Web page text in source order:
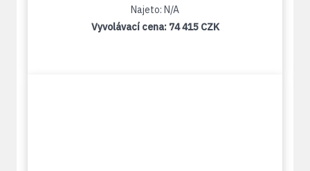
Najeto: N/A
Vyvolávací cena: 74 415 CZK